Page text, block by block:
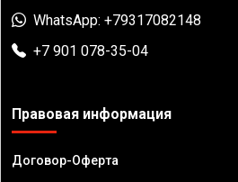
WhatsApp: +79317082148
+7 901 078-35-04
Правовая информация
Договор-Оферта